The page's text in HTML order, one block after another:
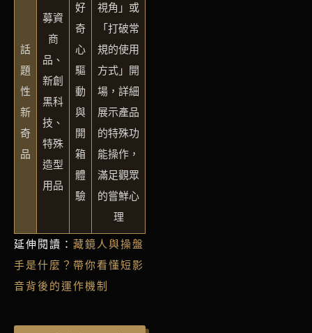
話
題
性
新
奇
品
募資
商
品、
新創
黑科
技、
特殊
造型
用品
好
奇
心
驅
動
與
開
箱
體
驗
視角」或
「打破常
規的使用
方式」開
場，詳細
展示產品
的特殊功
能操作，
滿足觀眾
的嘗鮮心
理
延伸閱讀： 藏鏡人與操盤
手是什麼？帶你看懂短影
音背後的運作機制